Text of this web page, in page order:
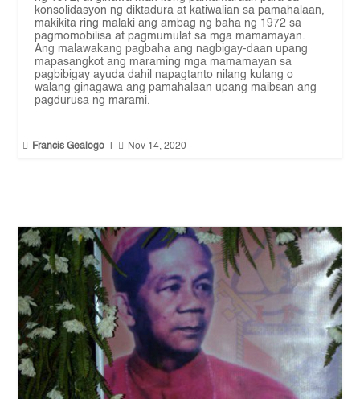
konsolidasyon ng diktadura at katiwalian sa pamahalaan,
makikita ring malaki ang ambag ng baha ng 1972 sa
pagmomobilisa at pagmumulat sa mga mamamayan.
Ang malawakang pagbaha ang nagbigay-daan upang
mapasangkot ang maraming mga mamamayan sa
pagbibigay ayuda dahil napagtanto nilang kulang o
walang ginagawa ang pamahalaan upang maibsan ang
pagdurusa ng marami.
 Francis Gealogo |  Nov 14, 2020